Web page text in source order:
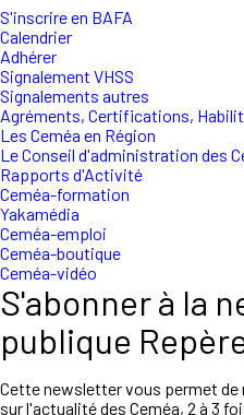
S'inscrire en BAFA
Calendrier
Adhérer
Signalement VHSS
Signalements autres
Agréments, Certifications,
Les Ceméa en Région
Le Conseil d'administration des
Rapports d'Activité
Ceméa-formation
Yakamédia
Ceméa-emploi
Ceméa-boutique
Ceméa-vidéo
S'abonner à la
publique
Cette newsletter vous permet
sur l'actualité des Ceméa, 2 à 3